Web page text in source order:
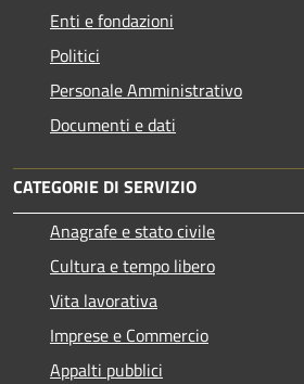
Enti e fondazioni
Politici
Personale Amministrativo
Documenti e dati
CATEGORIE DI SERVIZIO
Anagrafe e stato civile
Cultura e tempo libero
Vita lavorativa
Imprese e Commercio
Appalti pubblici